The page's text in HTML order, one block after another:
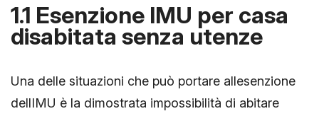
1.1 Esenzione IMU per casa
disabitata senza utenze
Una delle situazioni che può portare allesenzione
dellIMU è la dimostrata impossibilità di abitare